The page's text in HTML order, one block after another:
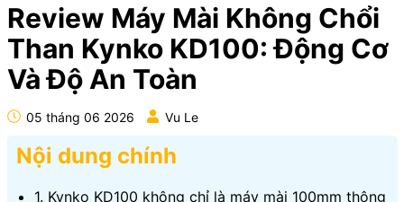
Review Máy Mài Không Chổi
Than Kynko KD100: Động Cơ
Và Độ An Toàn
05 tháng 06 2026 Vu Le
Nội dung chính
1. Kynko KD100 không chỉ là máy mài 100mm thông